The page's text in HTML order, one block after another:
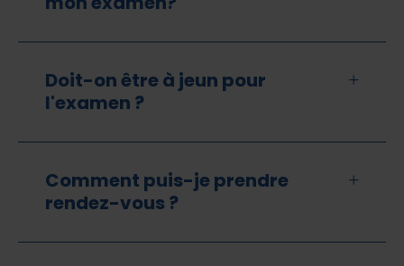
Doit-on être à jeun pour
l'examen ?
Comment puis-je prendre
rendez-vous ?